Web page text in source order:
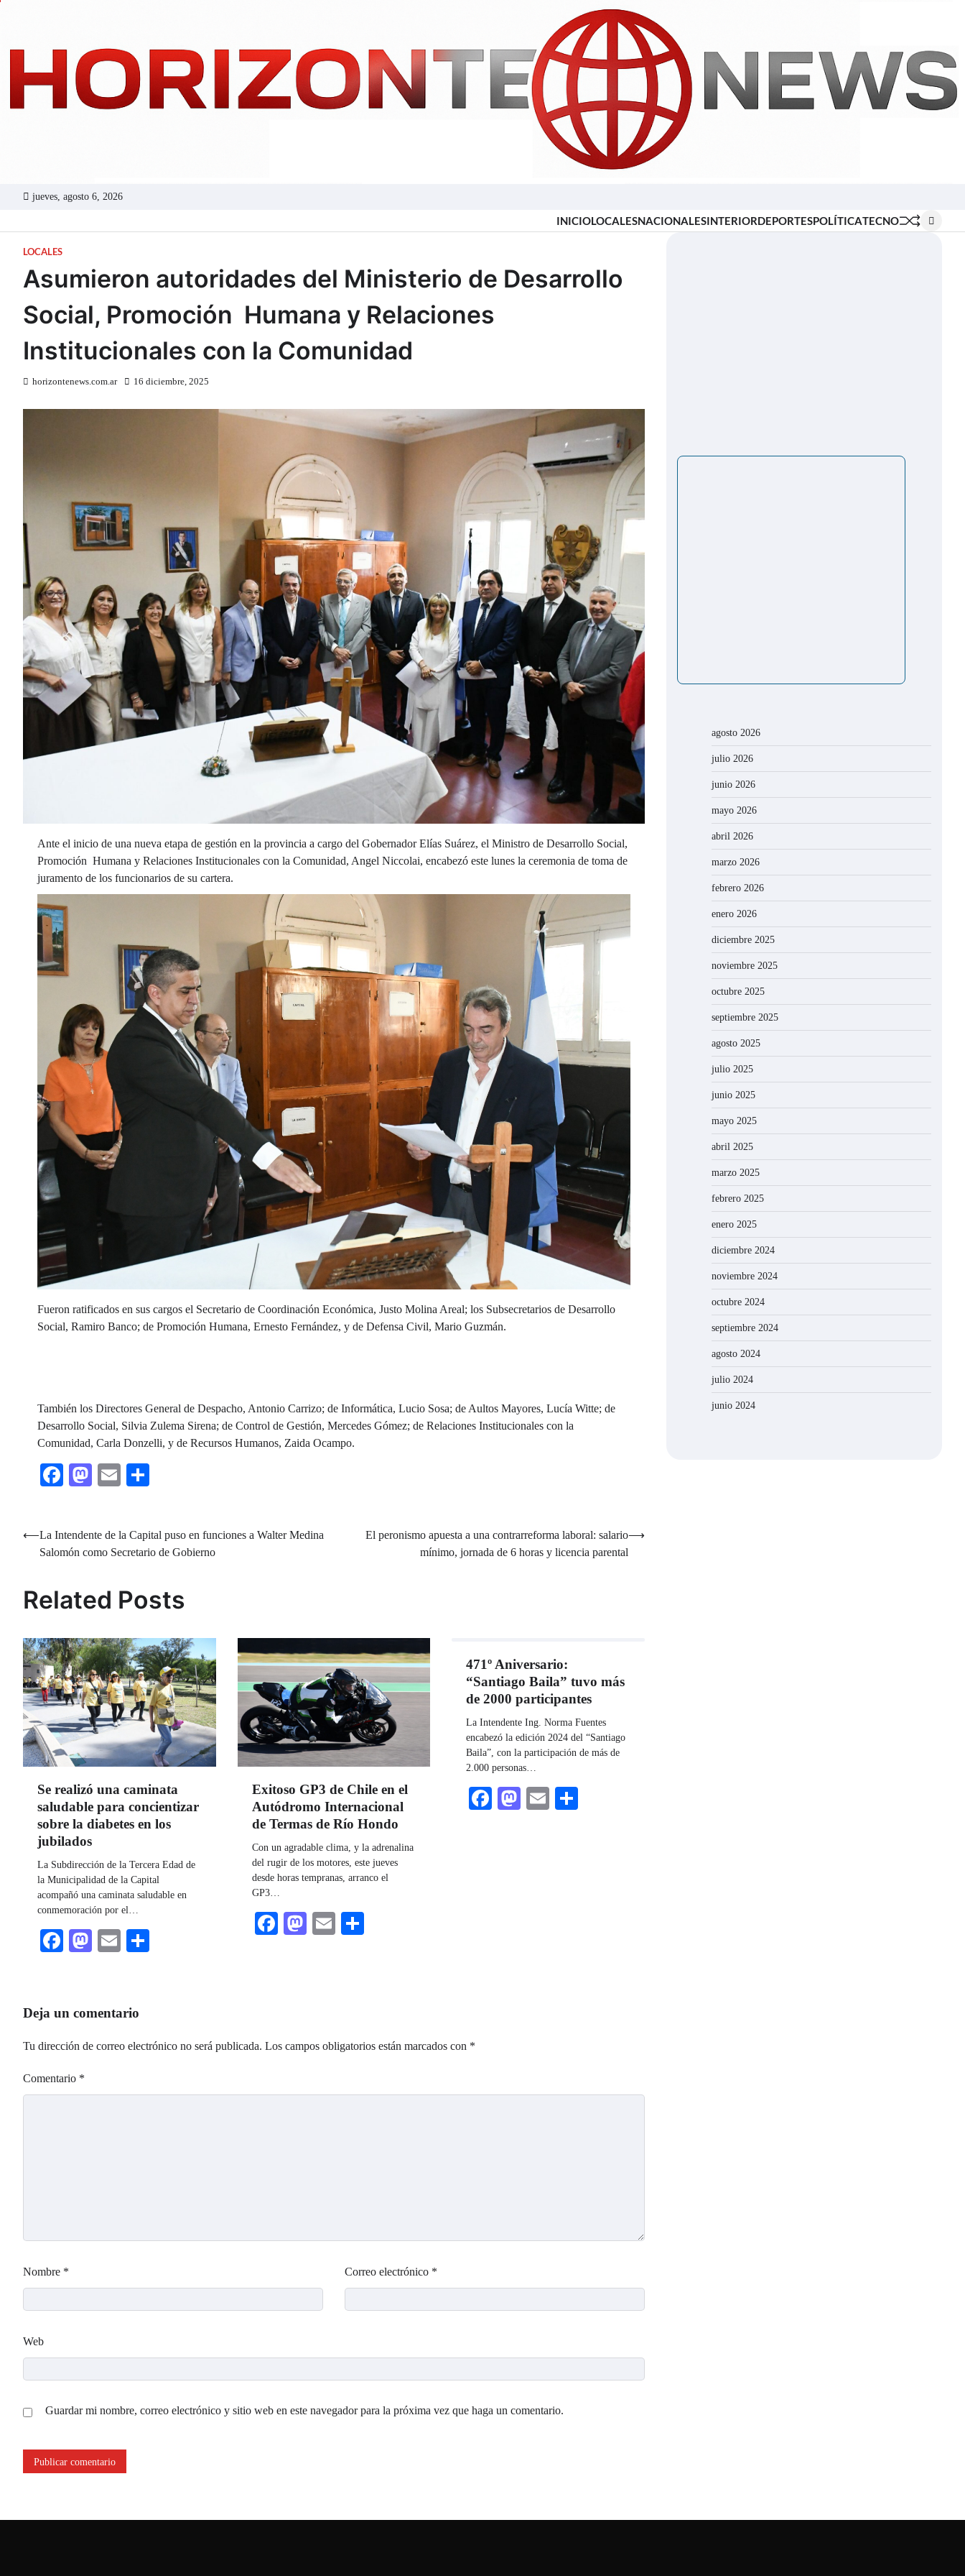
jueves, agosto 6, 2026
INICIOLOCALESNACIONALESINTERIORDEPORTESPOLÍTICATECNO
LOCALES
Asumieron autoridades del Ministerio de Desarrollo
Social, Promoción Humana y Relaciones
Institucionales con la Comunidad
horizontenews.com.ar 16 diciembre, 2025
Ante el inicio de una nueva etapa de gestión en la provincia a cargo del Gobernador Elías Suárez, el Ministro de Desarrollo Social,
Promoción Humana y Relaciones Institucionales con la Comunidad, Angel Niccolai, encabezó este lunes la ceremonia de toma de
juramento de los funcionarios de su cartera.
Fueron ratificados en sus cargos el Secretario de Coordinación Económica, Justo Molina Areal; los Subsecretarios de Desarrollo
Social, Ramiro Banco; de Promoción Humana, Ernesto Fernández, y de Defensa Civil, Mario Guzmán.
También los Directores General de Despacho, Antonio Carrizo; de Informática, Lucio Sosa; de Aultos Mayores, Lucía Witte; de
Desarrollo Social, Silvia Zulema Sirena; de Control de Gestión, Mercedes Gómez; de Relaciones Institucionales con la
Comunidad, Carla Donzelli, y de Recursos Humanos, Zaida Ocampo.
Facebook
Mastodon
Email
Navegación
⟵La Intendente de la Capital puso en funciones a Walter Medina
Salomón como Secretario de Gobierno
El peronismo apuesta a una contrarreforma laboral: salario
mínimo, jornada de 6 horas y licencia parental
⟶
Related Posts
Se realizó una caminata
saludable para concientizar
sobre la diabetes en los
jubilados
La Subdirección de la Tercera Edad de
la Municipalidad de la Capital
acompañó una caminata saludable en
conmemoración por el…
Facebook
Mastodon
Email
Exitoso GP3 de Chile en el
Autódromo Internacional
de Termas de Río Hondo
Con un agradable clima, y la adrenalina
del rugir de los motores, este jueves
desde horas tempranas, arranco el
GP3…
Facebook
Mastodon
Email
471º Aniversario:
“Santiago Baila” tuvo más
de 2000 participantes
La Intendente Ing. Norma Fuentes
encabezó la edición 2024 del “Santiago
Baila”, con la participación de más de
2.000 personas…
Facebook
Mastodon
Email
Deja un comentario
Tu dirección de correo electrónico no será publicada. Los campos obligatorios están marcados con *
Comentario *
Nombre * Correo electrónico *
Web
Guardar mi nombre, correo electrónico y sitio web en este navegador para la próxima vez que haga un comentario.
agosto 2026
julio 2026
junio 2026
mayo 2026
abril 2026
marzo 2026
febrero 2026
enero 2026
diciembre 2025
noviembre 2025
octubre 2025
septiembre 2025
agosto 2025
julio 2025
junio 2025
mayo 2025
abril 2025
marzo 2025
febrero 2025
enero 2025
diciembre 2024
noviembre 2024
octubre 2024
septiembre 2024
agosto 2024
julio 2024
junio 2024